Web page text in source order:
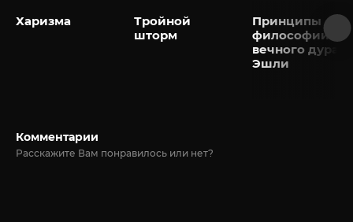
Харизма
Тройной
шторм
Принципы
философии
вечного дурака
Эшли
Комментарии
Расскажите Вам понравилось или нет?